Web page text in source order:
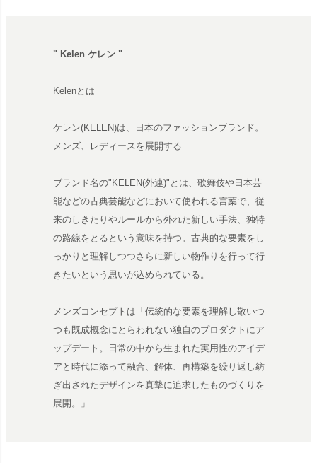
" Kelen ケレン "
Kelenとは
ケレン(KELEN)は、日本のファッションブランド。
メンズ、レディースを展開する
ブランド名の"KELEN(外連)"とは、歌舞伎や日本芸
能などの古典芸能などにおいて使われる言葉で、従
来のしきたりやルールから外れた新しい手法、独特
の路線をとるという意味を持つ。古典的な要素をし
っかりと理解しつつさらに新しい物作りを行って行
きたいという思いが込められている。
メンズコンセプトは「伝統的な要素を理解し敬いつ
つも既成概念にとらわれない独自のプロダクトにア
ップデート。日常の中から生まれた実用性のアイデ
アと時代に添って融合、解体、再構築を繰り返し紡
ぎ出されたデザインを真摯に追求したものづくりを
展開。」